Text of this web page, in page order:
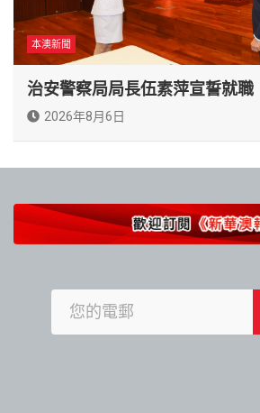
本澳新聞
治安警察局局長伍素萍宣誓就職
2026年8月6日